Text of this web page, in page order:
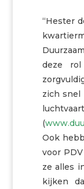
“Hester
deze
zich
(
Ook
voor
ze alles
kijken